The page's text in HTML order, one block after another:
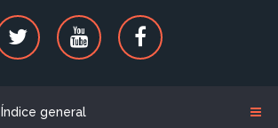
Índice general